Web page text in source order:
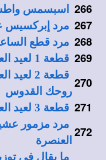
266 اسبسمس
267 مرد إبركسيس
268 مرد قطع
269 قطعة 1 لعيد العنصرة: قلبًا نقيًا اخلقه فيَّ يا الله
270
قطعة 2
روحك القدوس
271 قطعة 3 لعيد العنصرة: الروح المعزي لما نزل
272 مرد مزمور
العنصرة
ما يقال في